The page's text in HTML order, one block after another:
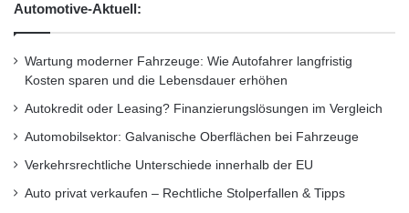
Automotive-Aktuell:
Wartung moderner Fahrzeuge: Wie Autofahrer langfristig
Kosten sparen und die Lebensdauer erhöhen
Autokredit oder Leasing? Finanzierungslösungen im Vergleich
Automobilsektor: Galvanische Oberflächen bei Fahrzeuge
Verkehrsrechtliche Unterschiede innerhalb der EU
Auto privat verkaufen – Rechtliche Stolperfallen & Tipps